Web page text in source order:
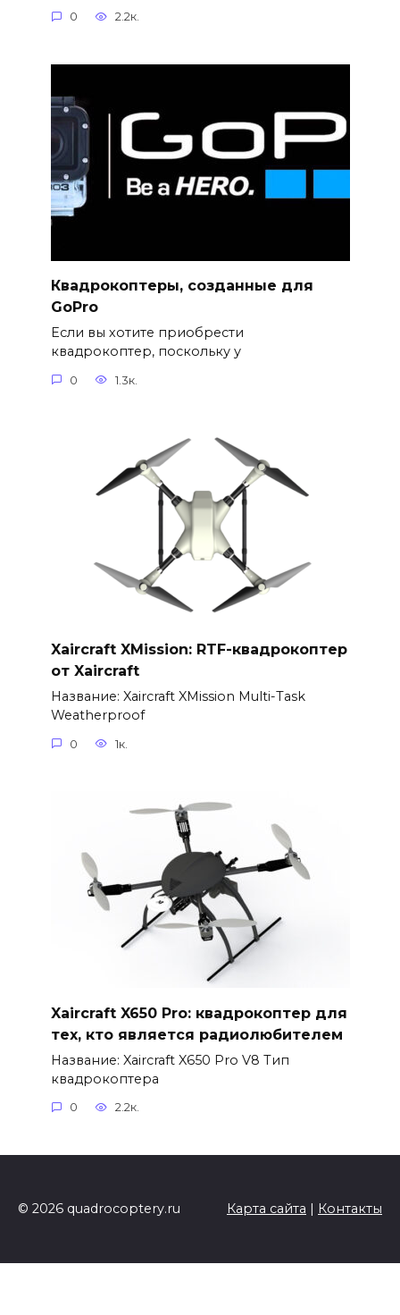
0 2.2к.
Квадрокоптеры, созданные для
GoPro
Если вы хотите приобрести
квадрокоптер, поскольку у
0 1.3к.
Xaircraft XMission: RTF-квадрокоптер
от Xaircraft
Название: Xaircraft XMission Multi-Task
Weatherproof
0 1к.
Xaircraft X650 Pro: квадрокоптер для
тех, кто является радиолюбителем
Название: Xaircraft X650 Pro V8 Тип
квадрокоптера
0 2.2к.
© 2026 quadrocoptery.ru Карта сайта | Контакты